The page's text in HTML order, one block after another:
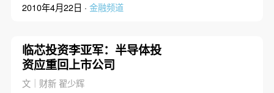
2010年4月22日 · 金融频道
临芯投资李亚军：半导体投
资应重回上市公司
文｜财新 翟少辉